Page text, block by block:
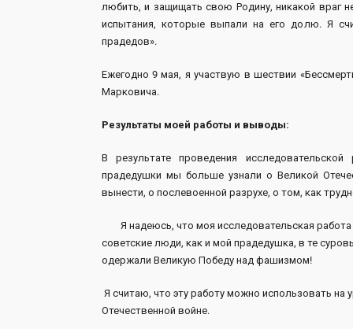
любить, и защищать свою Родину, никакой враг
испытания, которые выпали на его долю. Я
прадедов».
Ежегодно 9 мая, я участвую в шествии
Марковича.
Результаты моей работы и выводы:
В результате проведения
прадедушки мы больше узнали о Великой
вынести, о послевоенной разрухе, о том, как
Я надеюсь, что моя исследовательская работа
советские люди, как и мой прадедушка, в те
одержали Великую Победу над фашизмом!
Я считаю, что эту работу можно использовать на
Отечественной войне.